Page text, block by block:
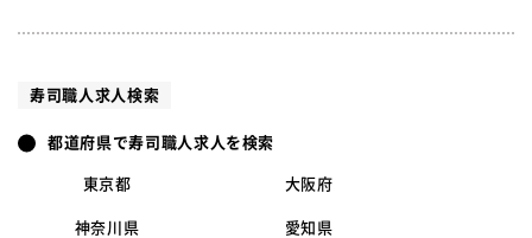
寿司職人求人検索
都道府県で寿司職人求人を検索
東京都 大阪府
神奈川県 愛知県